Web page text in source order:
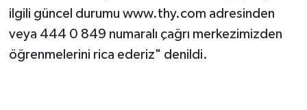
ilgili güncel durumu www.thy.com adresinden
veya 444 0 849 numaralı çağrı merkezimizden
öğrenmelerini rica ederiz" denildi.